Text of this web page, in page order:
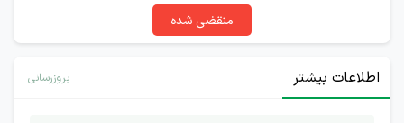
منقضی شده
اطلاعات بیشتر بروزرسانی